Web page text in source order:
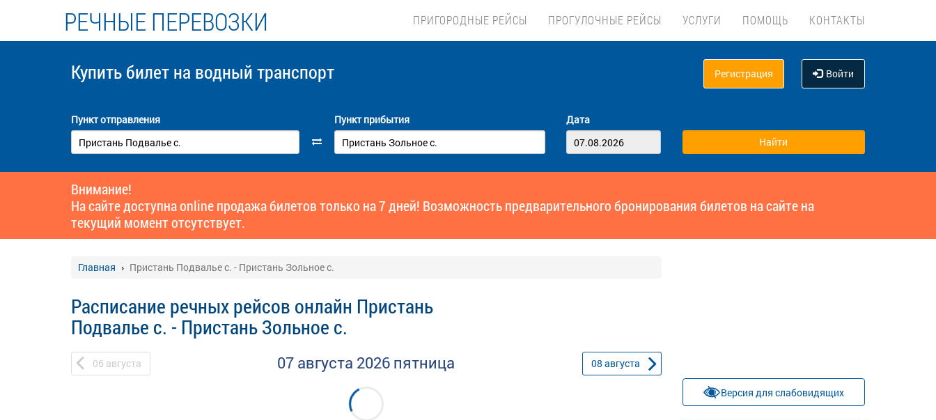
РЕЧНЫЕ ПЕРЕВОЗКИ ПРИГОРОДНЫЕ РЕЙСЫ ПРОГУЛОЧНЫЕ РЕЙСЫ УСЛУГИ ПОМОЩЬ КОНТАКТЫ
Купить билет на водный транспорт Регистрация Войти
Пункт отправления Пункт прибытия Дата
Внимание!
На сайте доступна online продажа билетов только на 7 дней! Возможность предварительного бронирования билетов на сайте на
текущий момент отсутствует.
Главная Пристань Подвалье с. - Пристань Зольное с.
Расписание речных рейсов онлайн Пристань
Подвалье с. - Пристань Зольное с.
06 августа 07 августа 2026 пятница 08 августа
Версия для слабовидящих